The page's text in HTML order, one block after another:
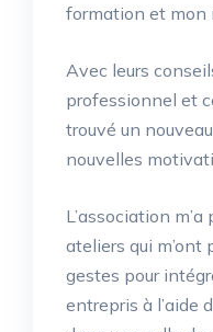
formation et mon
Avec leurs
professionnel et
trouvé un
nouvelles
L’association
ateliers qui m’ont
gestes pour
entrepris à l’aide